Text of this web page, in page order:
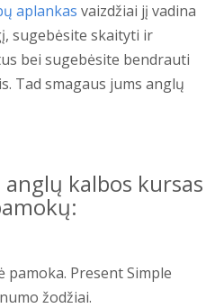
aplankas vaizdžiai jį vadina
sugebėsite skaityti ir
bei sugebėsite bendrauti
Tad smagaus jums anglų
kalbos kursas
pamoka. Present Simple
žodžiai.